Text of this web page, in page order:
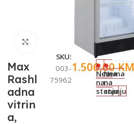
Click to enlarge
Max
Rashl
adna
vitrin
a,
SKU:
003-
75962
1.506,00KM
Nema
na
stanju
Nema
na
stanju